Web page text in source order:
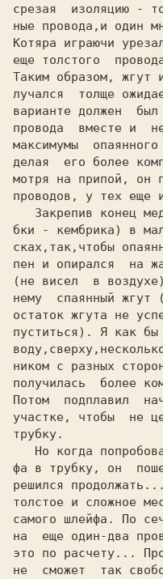
срезая  изоляцию -
ные провода,и один
Котяра играючи
еще толстого
Таким образом, жгут
лучался  толще
варианте должен
провода  вместе и
максимумы
делая  его более
мотря на припой, он
проводов, у тех еще
бки - кембрика) в
сках,так,чтобы
пен и опирался  на
(не висел  в
нему  спаянный жгут
остаток жгута не
пуститься). Я как бы
ником с разных
получилась  более
Потом  подплавил
участке, чтобы  не
трубку.
фа в трубку, он
решился
толстое и сложное
самого шлейфа. По
на  еще один-два
это по расчету...
не  сможет  так